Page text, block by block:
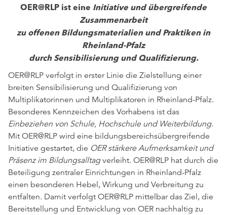
OER@RLP ist eine Initiative und übergreifende
Zusammenarbeit
zu offenen Bildungsmaterialien und Praktiken in
Rheinland-Pfalz
durch Sensibilisierung und Qualifizierung.
OER@RLP verfolgt in erster Linie die Zielstellung einer
breiten Sensibilisierung und Qualifizierung von
Multiplikatorinnen und Multiplikatoren in Rheinland-Pfalz.
Besonderes Kennzeichen des Vorhabens ist das
Einbeziehen von Schule, Hochschule und Weiterbildung.
Mit OER@RLP wird eine bildungsbereichsübergreifende
Initiative gestartet, die OER stärkere Aufmerksamkeit und
Präsenz im Bildungsalltagverleiht. OER@RLP hat durch die
Beteiligung zentraler Einrichtungen in Rheinland-Pfalz
einen besonderen Hebel, Wirkung und Verbreitung zu
entfalten. Damit verfolgt OER@RLP mittelbar das Ziel, die
Bereitstellung und Entwicklung von OER nachhaltig zu